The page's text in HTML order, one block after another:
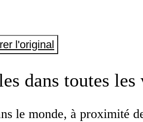
l'original
dans toutes
le monde, à proximité